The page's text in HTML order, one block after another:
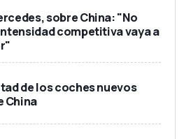
sobre China: "No
competitiva vaya a
de los coches nuevos
China